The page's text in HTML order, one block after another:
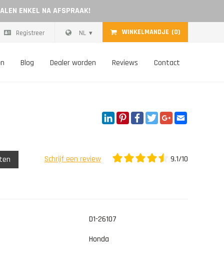
ENKEL NA AFSPRAAK!
WINKELMANDJE (0)
NL
Registreer
Blog Dealer worden Reviews Contact
LinkedIn
Pinterest
Facebook
Twitter
Google+
Schrijf een review 9.1/10
D1-26107
Honda